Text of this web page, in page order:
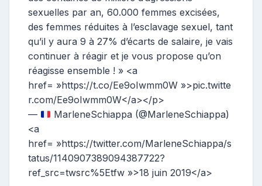
t
r
i
c
e
sexuelles par an, 60.000 femmes excisées,
des femmes réduites à l’esclavage sexuel, tant
qu’il y aura 9 à 27% d’écarts de salaire, je vais
continuer à réagir et je vous propose qu’on
réagisse ensemble ! » <a
href= »https://t.co/Ee9oIwmm0W »>pic.twitte
r.com/Ee9oIwmm0W</a></p>
—
MarleneSchiappa (@MarleneSchiappa)
<a
href= »https://twitter.com/MarleneSchiappa/s
tatus/1140907389094387722?
ref_src=twsrc%5Etfw »>18 juin 2019</a>